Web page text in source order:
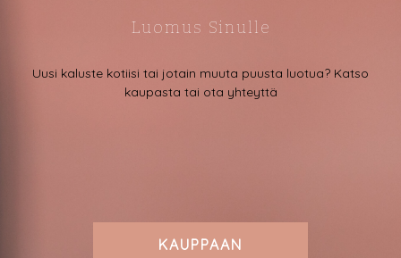
Luomus Sinulle
Uusi kaluste kotiisi tai jotain muuta puusta luotua? Katso
kaupasta tai ota yhteyttä
KAUPPAAN